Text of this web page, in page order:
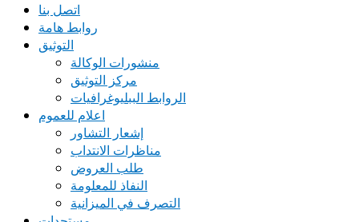
اتصل بنا
روابط هامة
التوثيق
منشورات الوكالة
مركز التوثيق
الروابط الببليوغرافيات
اعلام للعموم
إشعار التشاور
مناظرات الانتداب
طلب العروض
النفاذ للمعلومة
التصرف في الميزانية